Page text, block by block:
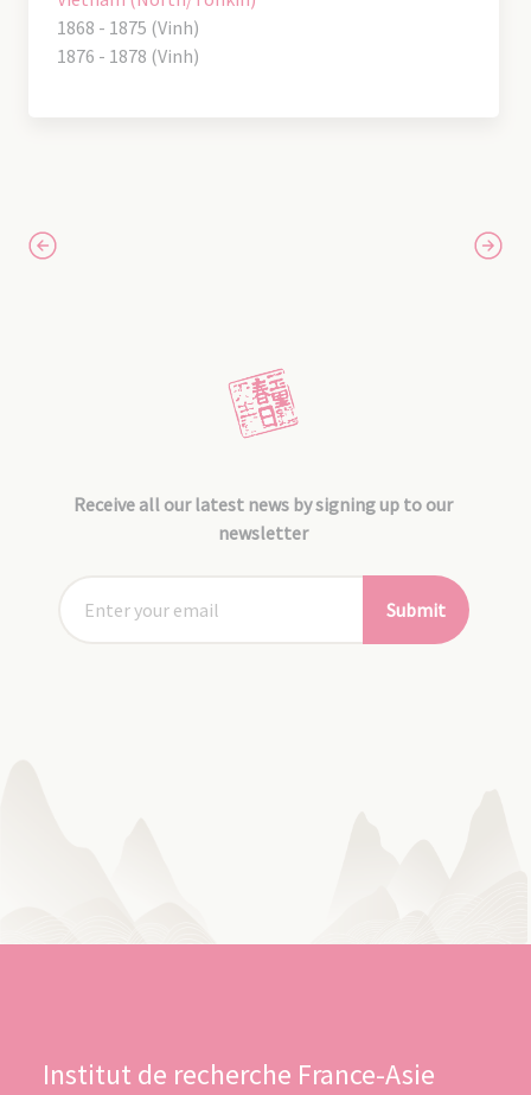
1868 - 1875 (Vinh)
1876 - 1878 (Vinh)
Receive all our latest news by signing up to our
newsletter
Submit
Institut de recherche France-Asie